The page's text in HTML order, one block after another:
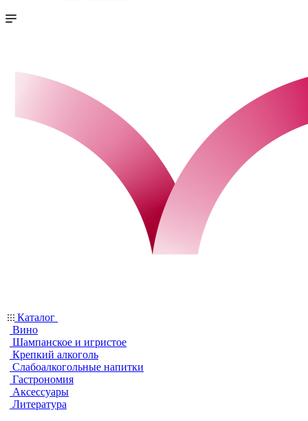
Каталог
Вино
Шампанское и игристое
Крепкий алкоголь
Слабоалкогольные напитки
Гастрономия
Аксессуары
Литература